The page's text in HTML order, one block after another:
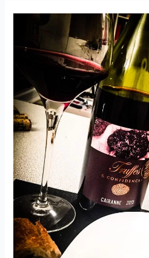
–
et
P.
De
Villaine
–
1999